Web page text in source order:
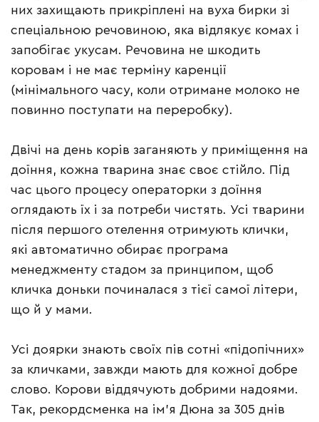
них захищають прикріплені на вуха бирки зі
спеціальною речовиною, яка відлякує комах і
запобігає укусам. Речовина не шкодить
коровам і не має терміну каренції
(мінімального часу, коли отримане молоко не
повинно поступати на переробку).
Двічі на день корів заганяють у приміщення на
доїння, кожна тварина знає своє стійло. Під
час цього процесу операторки з доїння
оглядають їх і за потреби чистять. Усі тварини
після першого отелення отримують клички,
які автоматично обирає програма
менеджменту стадом за принципом, щоб
кличка доньки починалася з тієї самої літери,
що й у мами.
Усі доярки знають своїх пів сотні «підопічних»
за кличками, завжди мають для кожної добре
слово. Корови віддячують добрими надоями.
Так, рекордсменка на ім’я Дюна за 305 днів